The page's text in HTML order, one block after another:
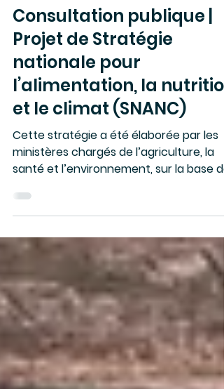
22 avr. 2025
Consultation
Consultation publique |
Projet de Stratégie
nationale pour
l’alimentation, la nutrition
et le climat (SNANC)
Cette stratégie a été élaborée par les
ministères chargés de l’agriculture, la